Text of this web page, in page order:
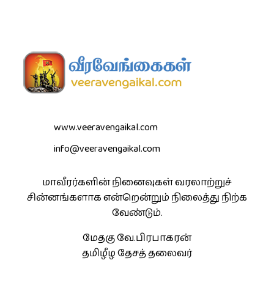
www.veeravengaikal.com
info@veeravengaikal.com
மாவீரர்களின் நினைவுகள் வரலாற்றுச்
சின்னங்களாக என்றென்றும் நிலைத்து நிற்க
வேண்டும்.
மேதகு வே.பிரபாகரன்
தமிழீழ தேசத் தலைவர்